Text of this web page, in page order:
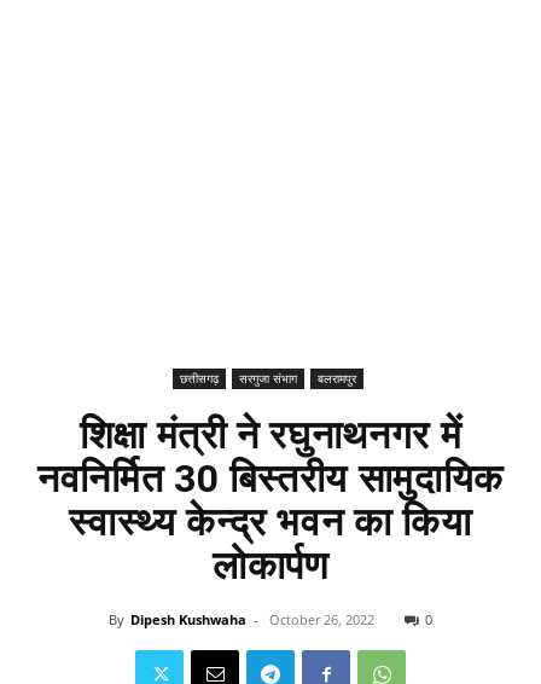
छत्तीसगढ़ सरगुजा संभाग बलरामपुर
शिक्षा मंत्री ने रघुनाथनगर में
नवनिर्मित 30 बिस्तरीय सामुदायिक
स्वास्थ्य केन्द्र भवन का किया
लोकार्पण
By Dipesh Kushwaha - October 26, 2022 0